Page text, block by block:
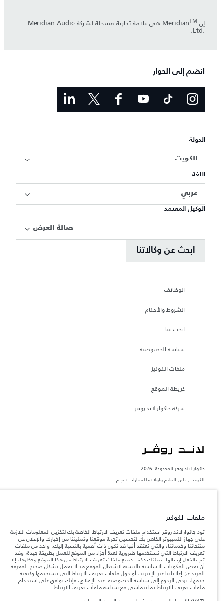
إنMeridian TM ‎ هي علامة تجارية مسجلة لشركة Meridian Audio
Ltd.‎.
انضم إلى الحوار
الدولة
الكويت
اللغة
عربي
الوكيل المعتمد
صالة العرض
ابحث عن وكالاتنا
الوظائف
الشروط والأحكام
ابحث عنا
سياسة الخصوصية
ملفات الكوكيز
خريطة الموقع
شركة جاكوار لاند روڤر
جاكوار لاند روڨر المحدودة: 2026
الكويت, علي الغانم واولاده للسيارات ذ.م.م
تعكس الأوزان المذكورة مواصفات السيارة القياسية. سوف تؤثر الإكسسوارات وغيرها من
المعلومات والمواصفات والأسعار والألوان المذكورة على هذا الموقع قد تختلف من بلد إلى
آخر، كما أنّها قد تتغير بدون إشعار مسبق. الرجاء التواصل مع وكيلنا المحلي للتأكد من توفّرها
والتحقق من الأسعار.
ملاحظة مهمة حول الصور والمواصفات. إن النقص العالمي في أشباه الموصلات يؤثر حاليًا
في مواصفات تصميم السيارات وتوفر الخيارات وتوقيتات التصاميم. هذا ظرف ديناميكي
للغاية، ونتيجة لذلك، قد لا تمثّل الصور المستخدَمة ضمن موقع الويب حاليًا المواصفات الحالية
بالكامل بالنسبة إلى الميزات والخيارات والحلية ومجموعات الألوان. يرجى استشارة وكيلك الذي
سيتمكّن من تأكيد أي تقييدات حالية معك للسماح لك باتخاذ قرار مدروس
ملفات الكوكيز
تود جاكوار لاند روڤر استخدام ملفات تعريف الارتباط الخاصة بك لتخزين المعلومات اللازمة
على جهاز الكمبيوتر الخاص بك لتحسين تجربة موقعنا وتمكيننا من إخبارك والإعلان عن
منتجاتنا وخدماتنا، والتي نعتقد أنها قد تكون ذات أهمية بالنسبة إليك. واحد من ملفات
تعريف الارتباط التي نستخدمها ضرورية لعدة أجزاء من الموقع للعمل بطريقة جيدة، وقد
تم بالفعل إرسالها. يمكنك حذف جميع ملفات تعريف الارتباط من هذا الموقع وحظرها، إلا
أن بعض المكونات الأساسية بالنسبة لاشتغال الموقع قد لا تعمل بشكل صحيح. لمعرفة
المزيد عن إعلاناتنا عبر الإنترنت أو حول ملفات تعريف الارتباط التي نستخدمها وكيفية
حذفها، يرجى الرجوع إلى سياسة الخصوصية. عند الإغلاق، فإنك توافق على استخدام
ملفات تعريف الارتباط بما يتماشىمع سياسة ملفات تعريف الارتباط.